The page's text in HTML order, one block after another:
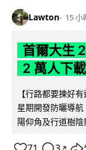
Lawton 15 小
首爾大生
2 萬人下
【行路都要揀好
星期開發防曬導
陽仰角及行道樹陰
↗